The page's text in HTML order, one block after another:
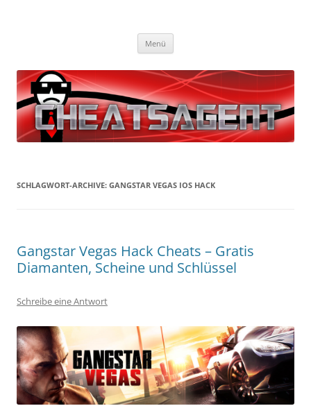
Menü
SCHLAGWORT-ARCHIVE: GANGSTAR VEGAS IOS HACK
Gangstar Vegas Hack Cheats – Gratis
Diamanten, Scheine und Schlüssel
Schreibe eine Antwort